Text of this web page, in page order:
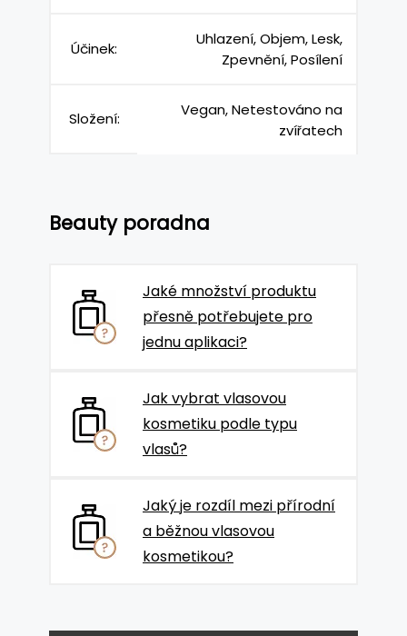
Účinek:
Uhlazení, Objem, Lesk,
Zpevnění, Posílení
Složení:
Vegan, Netestováno na
zvířatech
Beauty poradna
Jaké množství produktu
přesně potřebujete pro
jednu aplikaci?
Jak vybrat vlasovou
kosmetiku podle typu
vlasů?
Jaký je rozdíl mezi přírodní
a běžnou vlasovou
kosmetikou?